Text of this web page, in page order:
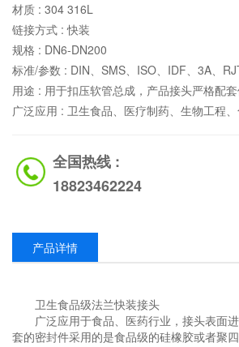
材质 : 304 316L
链接方式 :快装
规格 : DN6-DN200
标准/参数 : DIN、SMS、ISO、IDF、3A、
用途 : 用于扣压软管总成，产品接头严格配
广泛应用 : 卫生食品、医疗制药、生物工程
全国热线 :
18823462224
产品详情
卫生食品级法兰快装接头
广泛应用于食品、医药行业，接头表面进
套的密封件采用的是食品级的硅橡胶或者聚